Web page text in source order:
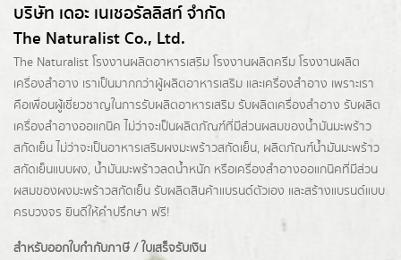
บริษัท เดอะ เนเชอรัลลิสท์ จำกัด
The Naturalist Co., Ltd.
The Naturalist โรงงานผลิตอาหารเสริม โรงงานผลิตครีม โรงงานผลิต
เครื่องสำอาง เราเป็นมากกว่าผู้ผลิตอาหารเสริม และเครื่องสำอาง เพราะเรา
คือเพื่อนผู้เชี่ยวชาญในการรับผลิตอาหารเสริม รับผลิตเครื่องสำอาง รับผลิต
เครื่องสำอางออแกนิค ไม่ว่าจะเป็นผลิตภัณฑ์ที่มีส่วนผสมของน้ำมันมะพร้าว
สกัดเย็น ไม่ว่าจะเป็นอาหารเสริมผงมะพร้าวสกัดเย็น, ผลิตภัณฑ์น้ำมันมะพร้าว
สกัดเย็นแบบผง, น้ำมันมะพร้าวลดน้ำหนัก หรือเครื่องสำอางออแกนิคที่มีส่วน
ผสมของผงมะพร้าวสกัดเย็น รับผลิตสินค้าแบรนด์ตัวเอง และสร้างแบรนด์แบบ
ครบวงจร ยินดีให้คำปรึกษา ฟรี!
สำหรับออกใบกำกับภาษี / ใบเสร็จรับเงิน